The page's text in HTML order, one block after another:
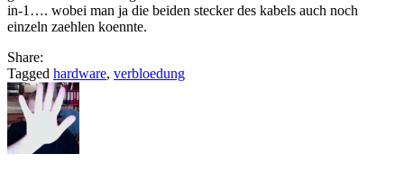
in-1…. wobei man ja die beiden stecker des kabels auch noch
einzeln zaehlen koennte.
Share:
Tagged hardware, verbloedung